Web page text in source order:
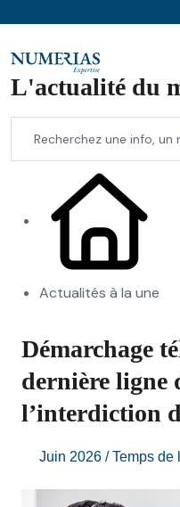
L'actualité du
Actualités à la une
Démarchage
dernière ligne
l’interdiction
Juin 2026 / Temps de